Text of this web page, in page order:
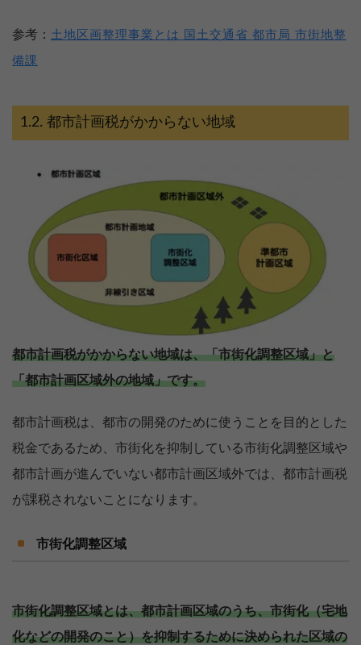
参考： 土地区画整理事業とは 国土交通省 都市局 市街地整
備課
都市計画税がかからない地域
都市計画税がかからない地域は、「市街化調整区域」と
「都市計画区域外の地域」です。
都市計画税は、都市の開発のために使うことを目的とした
税金であるため、市街化を抑制している市街化調整区域や
都市計画が進んでいない都市計画区域外では、都市計画税
が課税されないことになります。
市街化調整区域
市街化調整区域とは、都市計画区域のうち、市街化（宅地
化などの開発のこと）を抑制するために決められた区域の